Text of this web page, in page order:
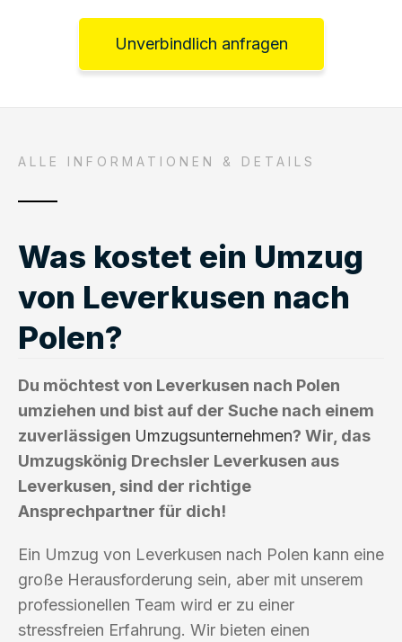
Unverbindlich anfragen
ALLE INFORMATIONEN & DETAILS
Was kostet ein Umzug
von Leverkusen nach
Polen?
Du möchtest von Leverkusen nach Polen
umziehen und bist auf der Suche nach einem
zuverlässigen Umzugsunternehmen? Wir, das
Umzugskönig Drechsler Leverkusen aus
Leverkusen, sind der richtige
Ansprechpartner für dich!
Ein Umzug von Leverkusen nach Polen kann eine
große Herausforderung sein, aber mit unserem
professionellen Team wird er zu einer
stressfreien Erfahrung. Wir bieten einen